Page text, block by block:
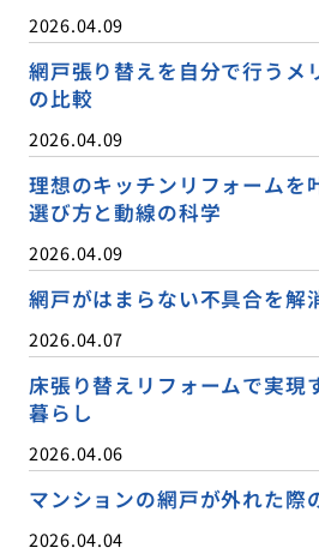
2026.04.09
網戸張り替えを自分で行うメ
の比較
2026.04.09
理想のキッチンリフォームを
選び方と動線の科学
2026.04.09
網戸がはまらない不具合を解
2026.04.07
床張り替えリフォームで実現
暮らし
2026.04.06
マンションの網戸が外れた際
2026.04.04